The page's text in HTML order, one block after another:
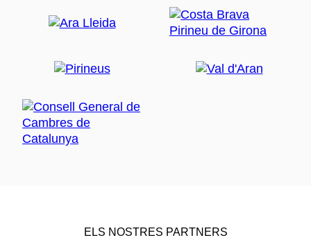
ELS NOSTRES PARTNERS